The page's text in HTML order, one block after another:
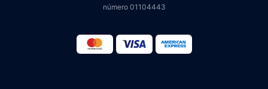
número 01104443